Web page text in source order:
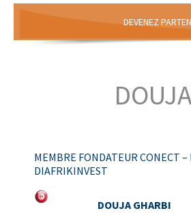
DEVENEZ
MEMBRE FONDATEUR CONECT
DIAFRIKINVEST
DOUJA GHARBI